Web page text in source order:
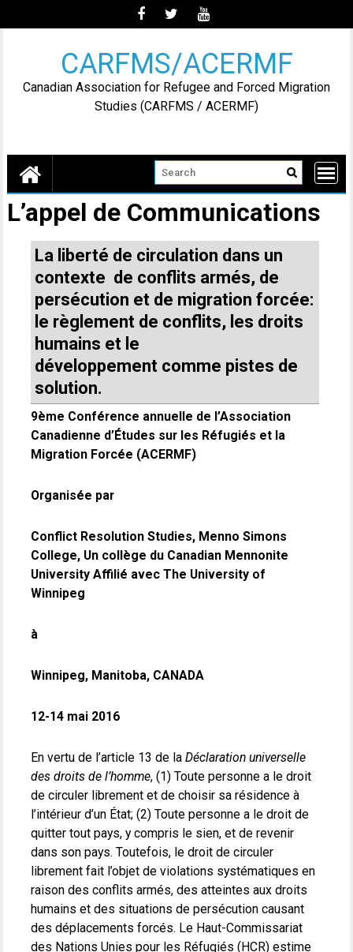
to
CARFMS/ACERMF
Canadian Association for Refugee and Forced Migration
Studies (CARFMS / ACERMF)
L’appel de Communications
La liberté de circulation dans un
contexte de conflits armés, de
persécution et de migration forcée:
le règlement de conflits, les droits
humains et le
développement comme pistes de
solution.
9ème Conférence annuelle de l’Association
Canadienne d’Études sur les Réfugiés et la
Migration Forcée (ACERMF)
Organisée par
Conflict Resolution Studies, Menno Simons
College, Un collège du Canadian Mennonite
University Affilié avec The University of
Winnipeg
à
Winnipeg, Manitoba, CANADA
12-14 mai 2016
En vertu de l’article 13 de laDéclaration universelle
des droits de l’homme, (1) Toute personne a le droit
de circuler librement et de choisir sa résidence à
l’intérieur d’un État; (2) Toute personne a le droit de
quitter tout pays, y compris le sien, et de revenir
dans son pays. Toutefois, le droit de circuler
librement fait l’objet de violations systématiques en
raison des conflits armés, des atteintes aux droits
humains et des situations de persécution causant
des déplacements forcés. Le Haut-Commissariat
des Nations Unies pour les Réfugiés (HCR) estime